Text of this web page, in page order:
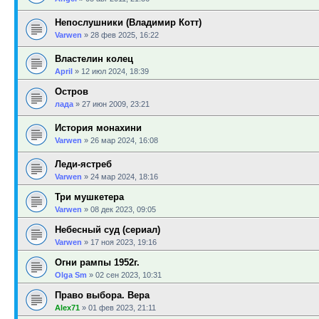
Непослушники (Владимир Котт)
Varwen » 28 фев 2025, 16:22
Властелин колец
April » 12 июл 2024, 18:39
Остров
лада » 27 июн 2009, 23:21
История монахини
Varwen » 26 мар 2024, 16:08
Леди-ястреб
Varwen » 24 мар 2024, 18:16
Три мушкетера
Varwen » 08 дек 2023, 09:05
Небесный суд (сериал)
Varwen » 17 ноя 2023, 19:16
Огни рампы 1952г.
Olga Sm » 02 сен 2023, 10:31
Право выбора. Вера
Alex71 » 01 фев 2023, 21:11